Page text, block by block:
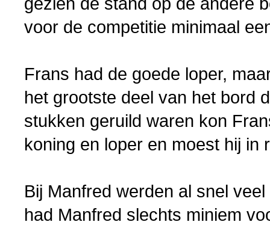
voor de competitie minimaal
Frans had de goede loper,
het grootste deel van het bord
stukken geruild waren kon
koning en loper en moest hij in
Bij Manfred werden al snel
had Manfred slechts miniem